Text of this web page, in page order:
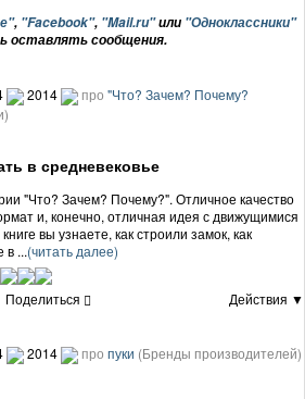
, "Facebook", "Mail.ru"или "Одноклассники"
оставлять сообщения.
2014 про "Что? Зачем? Почему?
в средневековье
"Что? Зачем? Почему?". Отличное качество
и, конечно, отличная идея с движущимися
вы узнаете, как строили замок, как
в ...(читать далее)
Поделиться
Действия ▼
2014 про пуки (Бренды производителей)